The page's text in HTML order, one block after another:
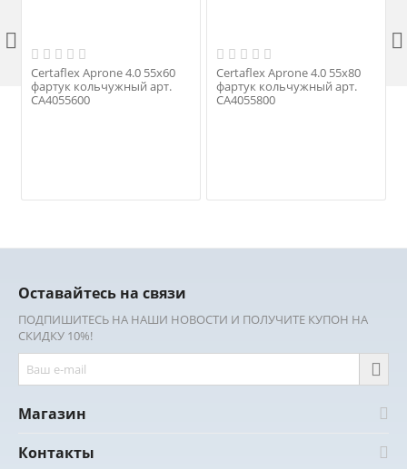
Certaflex Aprone 4.0 55х60
фартук кольчужный арт.
CA4055600
Certaflex Aprone 4.0 55х80
фартук кольчужный арт.
CA4055800
 
Оставайтесь на связи
ПОДПИШИТЕСЬ НА НАШИ НОВОСТИ И ПОЛУЧИТЕ КУПОН НА
СКИДКУ 10%!
Магазин
Контакты